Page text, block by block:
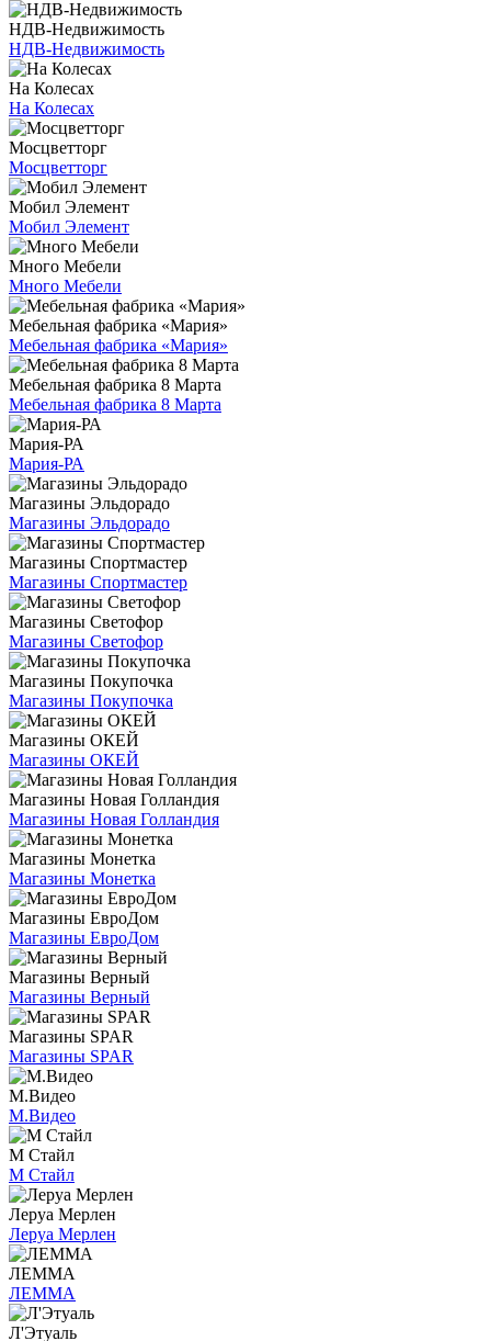
НДВ-Недвижимость
НДВ-Недвижимость
На Колесах
На Колесах
Мосцветторг
Мосцветторг
Мобил Элемент
Мобил Элемент
Много Мебели
Много Мебели
Мебельная фабрика «Мария»
Мебельная фабрика «Мария»
Мебельная фабрика 8 Марта
Мебельная фабрика 8 Марта
Мария-РА
Мария-РА
Магазины Эльдорадо
Магазины Эльдорадо
Магазины Спортмастер
Магазины Спортмастер
Магазины Светофор
Магазины Светофор
Магазины Покупочка
Магазины Покупочка
Магазины ОКЕЙ
Магазины ОКЕЙ
Магазины Новая Голландия
Магазины Новая Голландия
Магазины Монетка
Магазины Монетка
Магазины ЕвроДом
Магазины ЕвроДом
Магазины Верный
Магазины Верный
Магазины SPAR
Магазины SPAR
М.Видео
М.Видео
М Стайл
М Стайл
Леруа Мерлен
Леруа Мерлен
ЛЕММА
ЛЕММА
Л'Этуаль